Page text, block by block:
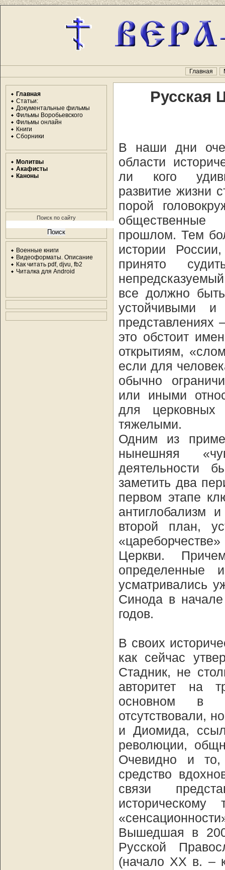
Главная
Главная
Статьи:
Документальные фильмы
Фильмы Воробьевского
Фильмы онлайн
Книги
Сборники
Молитвы
Акафисты
Каноны
Поиск по сайту
Военные книги
Видеоформаты. Описание
Как читать pdf, djvu, fb2
Читалка для Android
Русская
В наши дни
области
ли кого
развитие жизни
порой
прошлом. Тем
истории
принято
все должно
устойчивыми
представлениях
это обстоит
открытиям,
если для
обычно
или иными
для церковных
тяжелыми.
Одним из
нынешняя
деятельности
заметить два
первом этапе
антиглобализм
второй план,
Церкви.
определенные
усматривались
Синода в
годов.
В своих
как сейчас
Стадник, не
авторитет на
основном в
отсутствовали,
и Диомида,
революции,
Очевидно и
средство
связи
Вышедшая в
Русской
(начало XX в. –